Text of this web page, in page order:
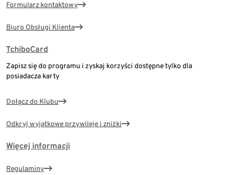
Formularz kontaktowy
Biuro Obsługi Klienta
TchiboCard
Zapisz się do programu i zyskaj korzyści dostępne tylko dla
posiadacza karty
Dołącz do Klubu
Odkryj wyjątkowe przywileje i zniżki
Więcej informacji
Regulaminy